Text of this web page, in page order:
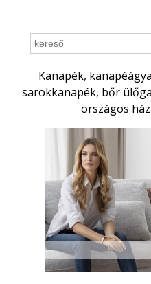
Kanapék,
sarokkanapék, bőr
országos